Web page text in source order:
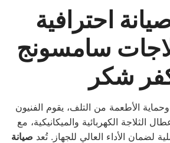
احترافية
سامسونج
شكر
الأطعمة من التلف، يقوم الفنيون
الكهربائية والميكانيكية، مع
لضمان الأداء العالي للجهاز. تُعد صيانة